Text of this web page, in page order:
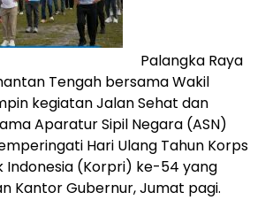
Palangka Raya
Tengah bersama Wakil
kegiatan Jalan Sehat dan
Aparatur Sipil Negara (ASN)
Hari Ulang Tahun Korps
Indonesia (Korpri) ke-54 yang
Kantor Gubernur, Jumat pagi.